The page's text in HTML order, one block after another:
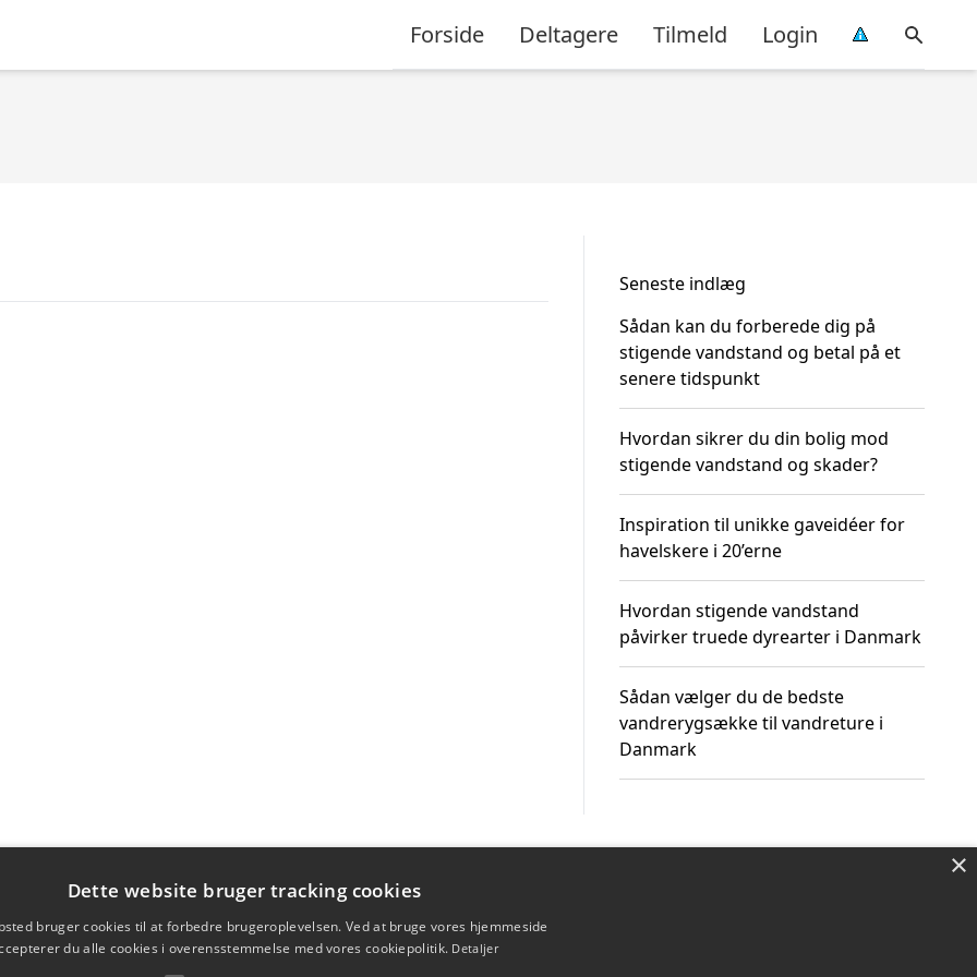
Forside Deltagere Tilmeld Login
Seneste indlæg
Sådan kan du forberede dig på
stigende vandstand og betal på et
senere tidspunkt
Hvordan sikrer du din bolig mod
stigende vandstand og skader?
Inspiration til unikke gaveidéer for
havelskere i 20’erne
Hvordan stigende vandstand
påvirker truede dyrearter i Danmark
Sådan vælger du de bedste
vandrerygsække til vandreture i
Danmark
×
Dette website bruger tracking cookies
bruger cookies til at forbedre brugeroplevelsen. Ved at bruge vores hjemmeside
du alle cookies i overensstemmelse med vores cookiepolitik. Detaljer